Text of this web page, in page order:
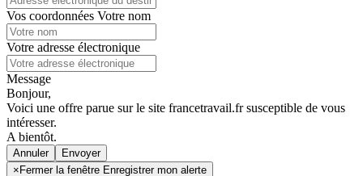
Vos coordonnées Votre nom
Votre adresse électronique
Message
Bonjour,
Voici une offre parue sur le site francetravail.fr susceptible de vous
intéresser.
A bientôt.
Annuler
× Fermer la fenêtre Enregistrer mon alerte